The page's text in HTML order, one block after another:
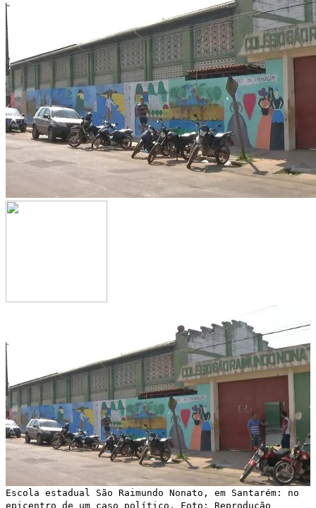
Escola estadual São Raimundo Nonato, em Santarém: no
epicentro de um caso político. Foto: Reprodução